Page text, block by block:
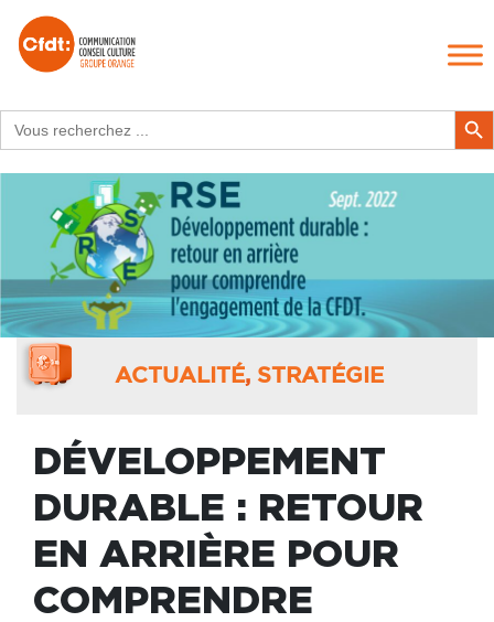
for:
Search
ACTUALITÉ, STRATÉGIE
DÉVELOPPEMENT
DURABLE : RETOUR
EN ARRIÈRE POUR
COMPRENDRE